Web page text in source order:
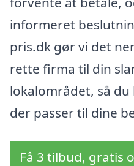
informeret
pris.dk gør vi det
rette firma til din
lokalområdet, så
der passer til dine
Få 3 tilbud, gratis